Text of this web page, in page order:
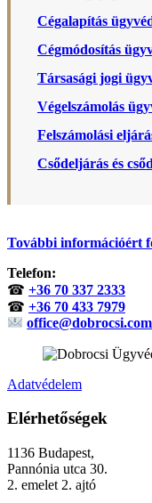
Cégalapítás
Cégmódosítás
Társasági jogi
Végelszámolás
Felszámolási
Csődeljárás és
További információért
Telefon:
☎ +36 70 337 2333
☎ +36 70 433 7979
office@dobrocsi.com
Adatvédelem
Elérhetőségek
1136 Budapest,
Pannónia utca 30.
2. emelet 2. ajtó